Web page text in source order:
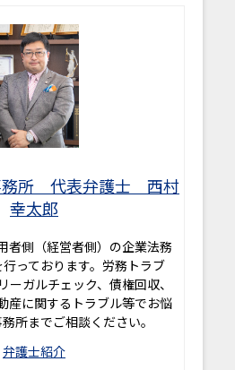
務所 代表弁護士 西村
幸太郎
者側（経営者側）の企業法務
っております。労務トラブ
ーガルチェック、債権回収、
産に関するトラブル等でお悩
所までご相談ください。
弁護士紹介